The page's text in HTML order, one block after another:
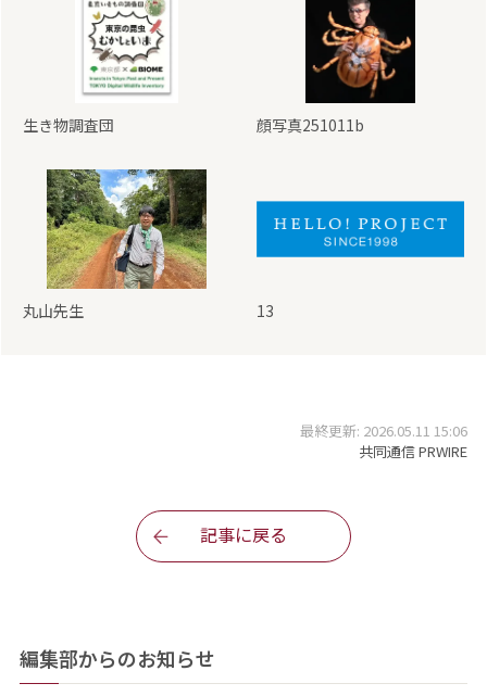
生き物調査団 顔写真251011b
丸山先生 13
最終更新: 2026.05.11 15:06
共同通信 PRWIRE
記事に戻る
編集部からのお知らせ